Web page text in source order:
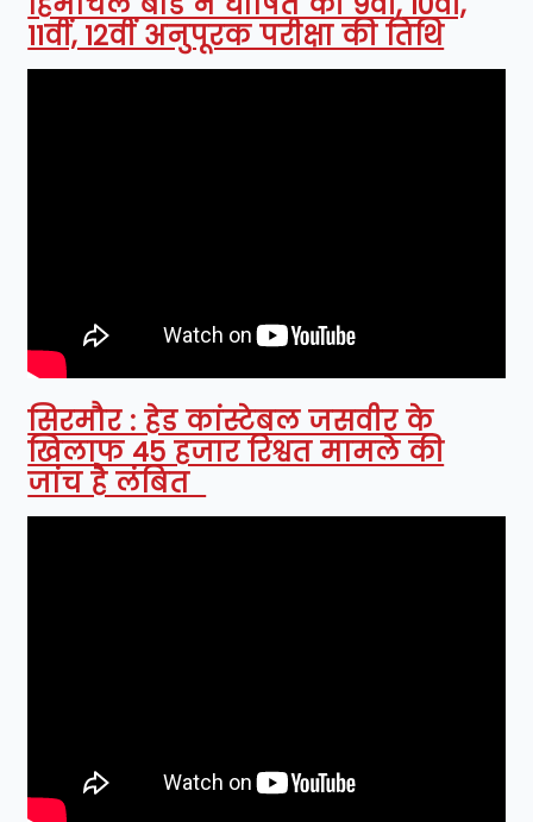
11वीं, 12वीं अनुपूरक परीक्षा की तिथि
सिरमौर : हेड कांस्टेबल जसवीर के
खिलाफ 45 हजार रिश्वत मामले की
जांच है लंबित